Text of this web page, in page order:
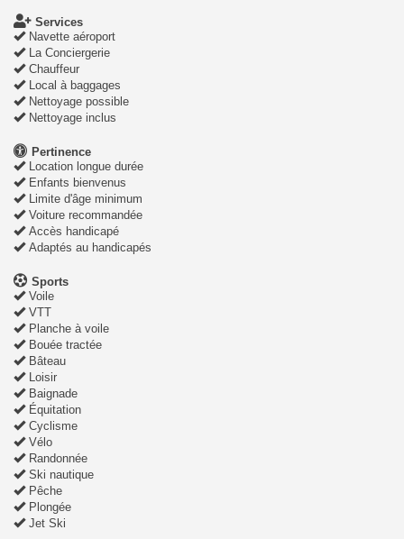
Services
Navette aéroport
La Conciergerie
Chauffeur
Local à baggages
Nettoyage possible
Nettoyage inclus
Pertinence
Location longue durée
Enfants bienvenus
Limite d'âge minimum
Voiture recommandée
Accès handicapé
Adaptés au handicapés
Sports
Voile
VTT
Planche à voile
Bouée tractée
Bâteau
Loisir
Baignade
Équitation
Cyclisme
Vélo
Randonnée
Ski nautique
Pêche
Plongée
Jet Ski